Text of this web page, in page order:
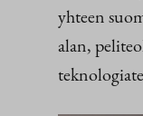
yhteen
alan,